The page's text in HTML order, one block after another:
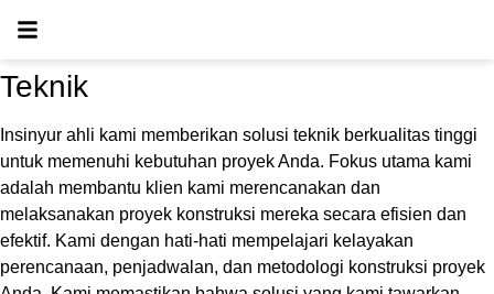
Teknik
Insinyur ahli kami memberikan solusi teknik berkualitas tinggi
untuk memenuhi kebutuhan proyek Anda. Fokus utama kami
adalah membantu klien kami merencanakan dan
melaksanakan proyek konstruksi mereka secara efisien dan
efektif. Kami dengan hati-hati mempelajari kelayakan
perencanaan, penjadwalan, dan metodologi konstruksi proyek